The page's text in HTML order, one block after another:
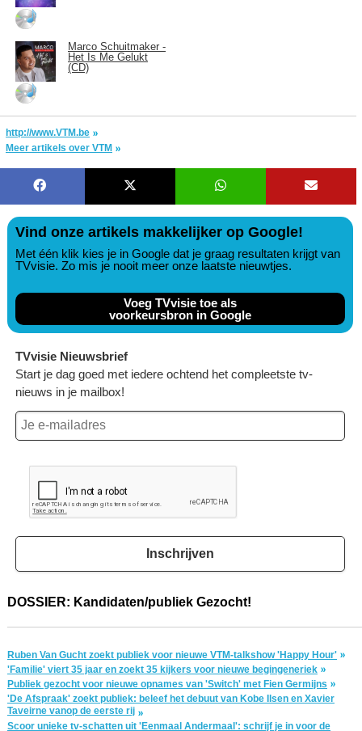
Marco Schuitmaker -
Het Is Me Gelukt
(CD)
http://www.VTM.be
Meer artikels over VTM
Vind onze artikels makkelijker op Google!
Met één klik kies je in Google dat je graag resultaten krijgt van
TVvisie. Zo mis je nooit meer onze laatste nieuwtjes.
Voeg TVvisie toe als
voorkeursbron in Google
TVvisie Nieuwsbrief
Start je dag goed met iedere ochtend het compleetste tv-
nieuws in je mailbox!
Inschrijven
DOSSIER: Kandidaten/publiek Gezocht!
Ruben Van Gucht zoekt publiek voor nieuwe VTM-talkshow 'Happy Hour'
'Familie' viert 35 jaar en zoekt 35 kijkers voor nieuwe begingeneriek
Publiek gezocht voor nieuwe opnames van 'Switch' met Fien Germijns
'De Afspraak' zoekt publiek: beleef het debuut van Kobe Ilsen en Xavier
Taveirne vanop de eerste rij
Scoor unieke tv-schatten uit 'Eenmaal Andermaal': schrijf je in voor de